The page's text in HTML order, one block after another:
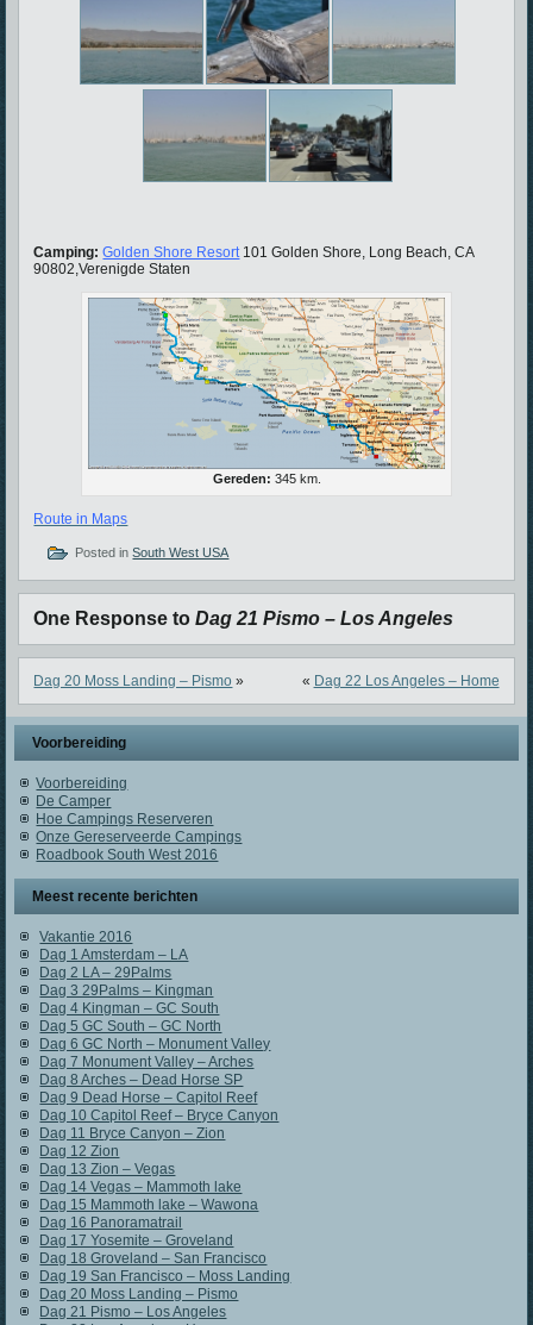
Camping: Golden Shore Resort101 Golden Shore, Long Beach, CA
90802,Verenigde Staten
Gereden: 345 km.
Route in Maps
Posted in South West USA
One Response toDag 21 Pismo – Los Angeles
Dag 20 Moss Landing – Pismo » « Dag 22 Los Angeles – Home
Voorbereiding
Voorbereiding
De Camper
Hoe Campings Reserveren
Onze Gereserveerde Campings
Roadbook South West 2016
Meest recente berichten
Vakantie 2016
Dag 1 Amsterdam – LA
Dag 2 LA – 29Palms
Dag 3 29Palms – Kingman
Dag 4 Kingman – GC South
Dag 5 GC South – GC North
Dag 6 GC North – Monument Valley
Dag 7 Monument Valley – Arches
Dag 8 Arches – Dead Horse SP
Dag 9 Dead Horse – Capitol Reef
Dag 10 Capitol Reef – Bryce Canyon
Dag 11 Bryce Canyon – Zion
Dag 12 Zion
Dag 13 Zion – Vegas
Dag 14 Vegas – Mammoth lake
Dag 15 Mammoth lake – Wawona
Dag 16 Panoramatrail
Dag 17 Yosemite – Groveland
Dag 18 Groveland – San Francisco
Dag 19 San Francisco – Moss Landing
Dag 20 Moss Landing – Pismo
Dag 21 Pismo – Los Angeles